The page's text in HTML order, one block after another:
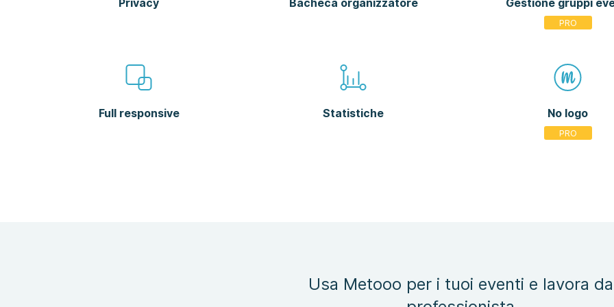
Privacy Bacheca organizzatore Gestione gruppi
Full responsive Statistiche No logo
Usa Metooo per i tuoi eventi e lavora da